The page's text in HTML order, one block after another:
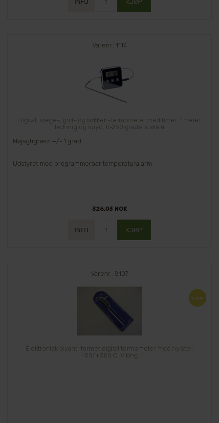
Varenr.: 1114
Digitalt stege-, grill- og køkken-termometer med timer, 1 meter
ledning og spyd, 0-250 graders skala
Nøjagtighed: +/- 1 grad
Udstyret med programmerbar temperaturalarm
326,03 NOK
Varenr.: 8107
Elektronisk blyant-formet digital termometer med hylster,
-50/+300 C, Viking